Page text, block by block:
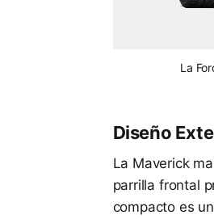
La
Diseño
La Maverick
parrilla frontal
compacto es